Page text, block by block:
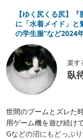
【ゆく尻くる尻】
に「水着メイド」と
の学生服”など2024
楽す
臥
世間のブームとズレた
用ゲーム機を遊び続け
Gなどの沼にもどっぷ